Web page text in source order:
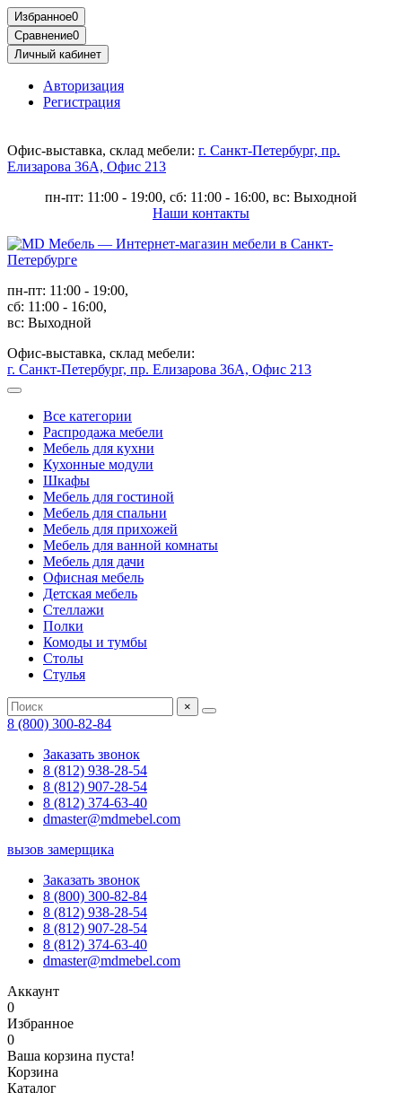
Избранное0
Сравнение0
Личный кабинет
Авторизация
Регистрация
Офис-выставка, склад мебели: г. Санкт-Петербург, пр.
Елизарова 36А, Офис 213
пн-пт: 11:00 - 19:00, сб: 11:00 - 16:00, вс: Выходной
Наши контакты
пн-пт: 11:00 - 19:00,
сб: 11:00 - 16:00,
вс: Выходной
Офис-выставка, склад мебели:
г. Санкт-Петербург, пр. Елизарова 36А, Офис 213
Все категории
Распродажа мебели
Мебель для кухни
Кухонные модули
Шкафы
Мебель для гостиной
Мебель для спальни
Мебель для прихожей
Мебель для ванной комнаты
Мебель для дачи
Офисная мебель
Детская мебель
Стеллажи
Полки
Комоды и тумбы
Столы
Стулья
×
8 (800) 300-82-84
Заказать звонок
8 (812) 938-28-54
8 (812) 907-28-54
8 (812) 374-63-40
dmaster@mdmebel.com
вызов замерщика
Заказать звонок
8 (800) 300-82-84
8 (812) 938-28-54
8 (812) 907-28-54
8 (812) 374-63-40
dmaster@mdmebel.com
Аккаунт
0
Избранное
0
Ваша корзина пуста!
Корзина
Каталог